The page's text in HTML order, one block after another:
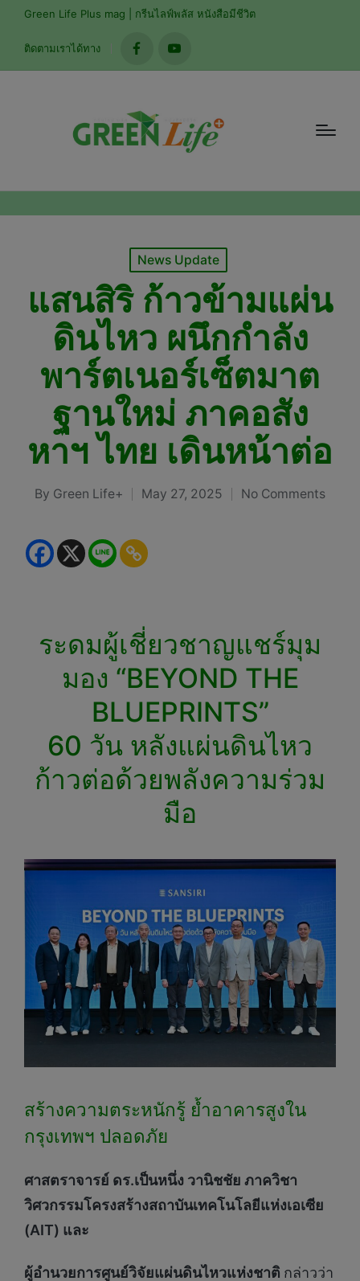
Green Life Plus mag | กรีนไลฟ์พลัส หนังสือมีชีวิต
ติดตามเราได้ทาง
facebookyoutube
Posted
News Update
แสนสิริ ก้าวข้ามแผ่น
ดินไหว ผนึกกำลัง
พาร์ตเนอร์เซ็ตมาต
ฐานใหม่ ภาคอสัง
หาฯ ไทย เดินหน้าต่อ
Posted
By Green Life+ May 27, 2025 No Comments
ระดมผู้เชี่ยวชาญแชร์มุม
มอง “BEYOND THE
BLUEPRINTS”
60 วัน หลังแผ่นดินไหว
ก้าวต่อด้วยพลังความร่วม
มือ
สร้างความตระหนักรู้ ย้ำอาคารสูงใน
กรุงเทพฯ ปลอดภัย
ศาสตราจารย์ ดร.เป็นหนึ่ง วานิชชัย ภาควิชา
วิศวกรรมโครงสร้างสถาบันเทคโนโลยีแห่งเอเซีย
(AIT) และ
ผู้อำนวยการศูนย์วิจัยแผ่นดินไหวแห่งชาติ กล่าวว่า
modal-check